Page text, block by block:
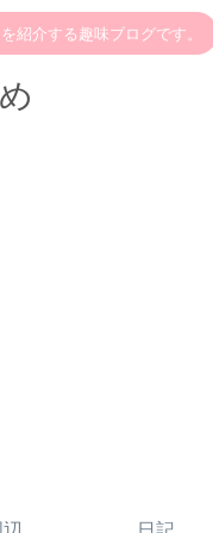
紹介する趣味ブログです。